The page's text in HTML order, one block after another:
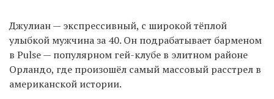
Джулиан — экспрессивный, с широкой тёплой
улыбкой мужчина за 40. Он подрабатывает барменом
в Pulse — популярном гей-клубе в элитном районе
Орландо, где произошёл самый массовый расстрел в
американской истории.